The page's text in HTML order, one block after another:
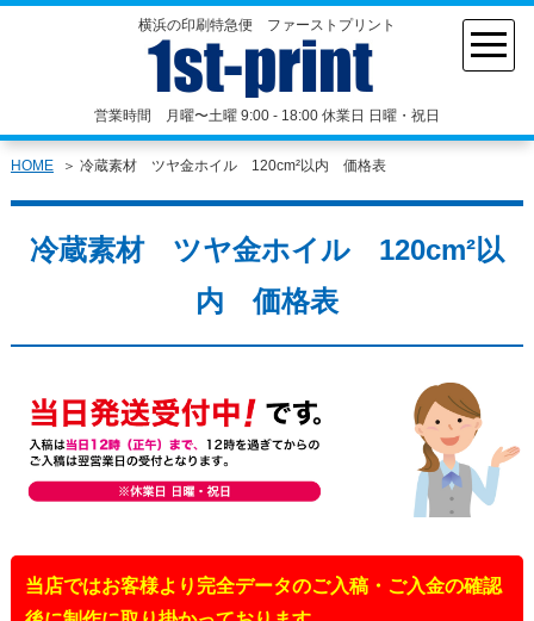
横浜の印刷特急便 ファーストプリント
営業時間 月曜〜土曜 9:00 - 18:00 休業日 日曜・祝日
HOME 冷蔵素材 ツヤ金ホイル 120cm²以内 価格表
冷蔵素材 ツヤ金ホイル 120cm²以
内 価格表
当店ではお客様より完全データのご入稿・ご入金の確認